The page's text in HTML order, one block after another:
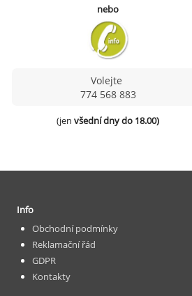
nebo
Volejte
774 568 883
(jen všední dny do 18.00)
Info
Obchodní podmínky
Reklamační řád
GDPR
Kontakty